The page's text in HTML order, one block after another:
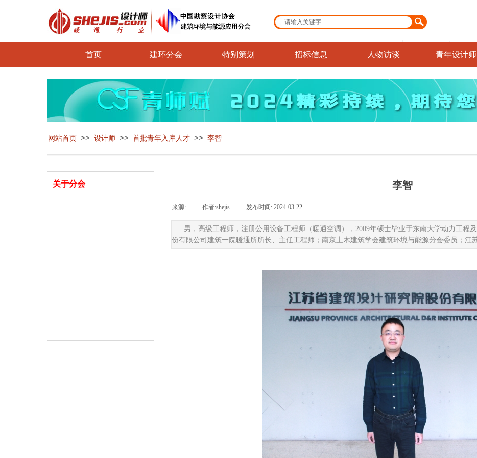
首页 建环分会 特别策划 招标信息 人物访谈 青年设计师
网站首页 >> 设计师 >> 首批青年入库人才 >> 李智
李智
来源: 作者:shejis 发布时间: 2024-03-22
男，高级工程师，注册公用设备工程师（暖通空调），2009年硕士毕业于东南大学动力工程
份有限公司建筑一院暖通所所长、主任工程师；南京土木建筑学会建筑环境与能源分会委员；江
关于分会